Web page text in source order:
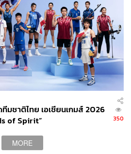
วลาอีกเกือบ 2 เดือนกว่าตลาดซื้อ
ตุลาคมนี้ และนั่นคือความหวังที่ยัง
เคยกลับลำมาแล้วในกรณีของ อุ
เคยประกาศว่ามีสัญญากับทีม
ไม่มีการเจรจากับบาร์เซโลนาอีก
มุนด์ก็ขายเดมเบเลให้บาร์เซโลนา
มสร
ย้ายทีมเกิดได้และไวขึ้น มันก็อาจ
พิเศษด้วย
ชาติไทย เอเชียนเกมส์ 2026
of Spirit”
350
MORE